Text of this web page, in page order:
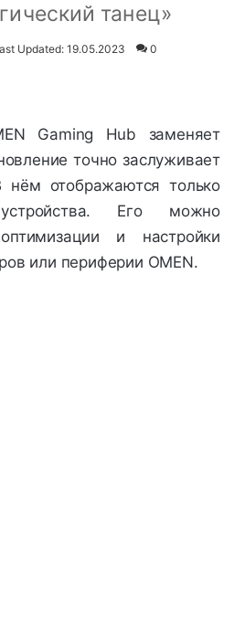
танец»
Updated: 19.05.2023 0
Gaming Hub заменяет
точно заслуживает
отображаются только
Его можно
и настройки
или периферии OMEN.